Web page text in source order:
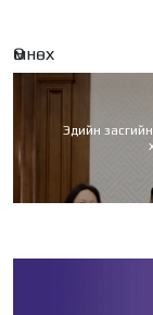
Өмнөх
Эдийн